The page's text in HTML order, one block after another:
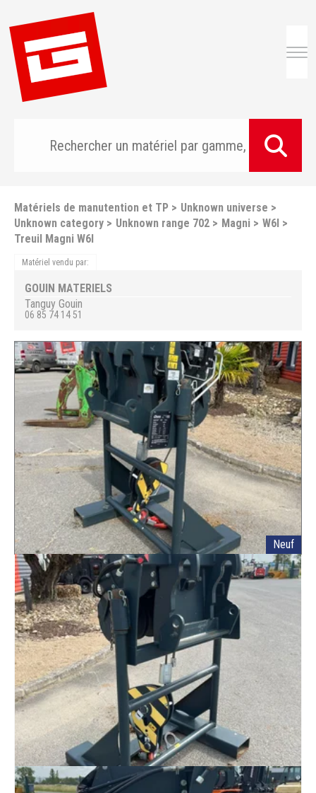
Matériels de manutention et TP
Unknown universe
Unknown category
Unknown range 702 Magni
W6I
Treuil Magni W6I
Unknown range 702 MagniW6I#E002340
Neuf
MAGNIW6I
Ref.E002340
Prix sur demande
Caractéristiques
Marque
Magni
Modèle
W6I
Référence
E002340
Matériel vendu par:
GOUIN MATERIELS
Tanguy Gouin
06 85 74 14 51